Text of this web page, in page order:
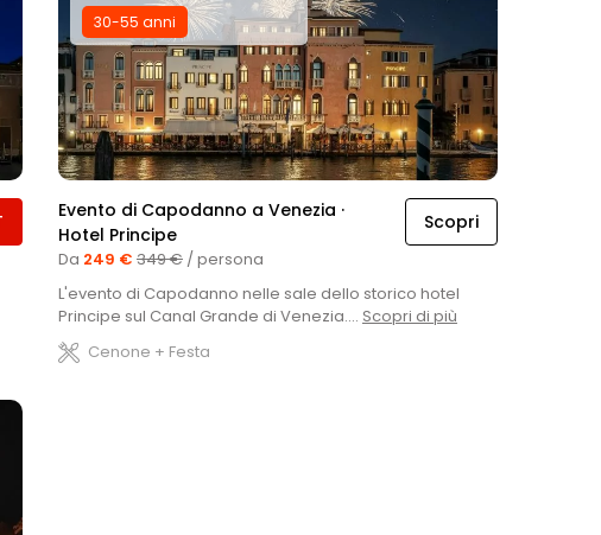
30-55 anni
Scopri
Evento di Capodanno a Venezia ·
Hotel Principe
Da 249 € 349 €/ persona
L'evento di Capodanno nelle sale dello storico hotel
Principe sul Canal Grande di Venezia.... Scopri di più
Cenone + Festa